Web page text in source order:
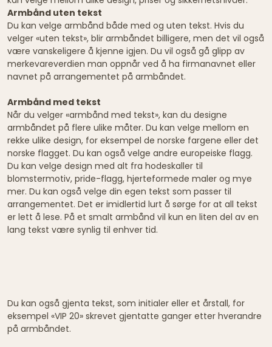
Armbånd uten tekst
Du kan velge armbånd både med og uten tekst. Hvis du
velger «uten tekst», blir armbåndet billigere, men det vil også
være vanskeligere å kjenne igjen. Du vil også gå glipp av
merkevareverdien man oppnår ved å ha firmanavnet eller
navnet på arrangementet på armbåndet.
Armbånd med tekst
Når du velger «armbånd med tekst», kan du designe
armbåndet på flere ulike måter. Du kan velge mellom en
rekke ulike design, for eksempel de norske fargene eller det
norske flagget. Du kan også velge andre europeiske flagg.
Du kan velge design med alt fra hodeskaller til
blomstermotiv, pride-flagg, hjerteformede maler og mye
mer. Du kan også velge din egen tekst som passer til
arrangementet. Det er imidlertid lurt å sørge for at all tekst
er lett å lese. På et smalt armbånd vil kun en liten del av en
lang tekst være synlig til enhver tid.
Du kan også gjenta tekst, som initialer eller et årstall, for
eksempel «VIP 20» skrevet gjentatte ganger etter hverandre
på armbåndet.